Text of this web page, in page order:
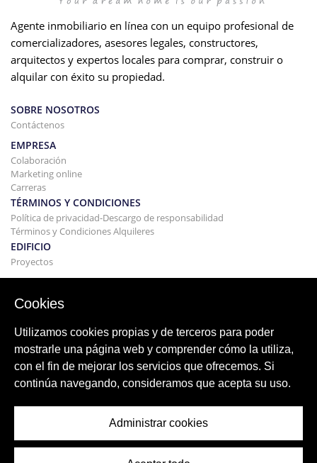
Agente inmobiliario en línea con un equipo profesional de
comercializadores, asesores legales, constructores,
arquitectos y expertos locales para comprar, construir o
alquilar con éxito su propiedad.
SOBRE NOSOTROS
Contáctenos
EMPRESA
Colaboración
Marketing online
Carreras
TÉRMINOS Y CONDICIONES
Política de privacidad-Descargo de responsabilidad
Términos y Condiciones Alquileres
EDIFICIO
Proyectos
COMPRAR Y VENDER
Comprando tu casa
Vender
Hipoteca
Servicio de búsqueda
Blog
Regiones de todo el mundo
Cookies
Utilizamos cookies propias y de terceros para poder
mostrarle una página web y comprender cómo la utiliza,
con el fin de mejorar los servicios que ofrecemos. Si
continúa navegando, consideramos que acepta su uso.
Administrar cookies